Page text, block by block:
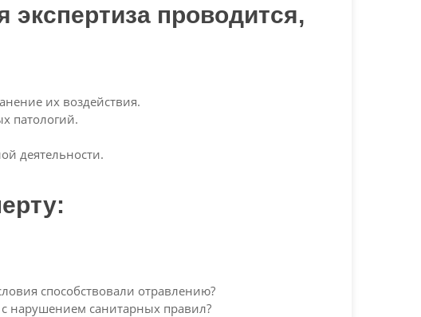
экспертиза проводится,
их воздействия.
патологий.
деятельности.
способствовали отравлению?
нарушением санитарных правил?